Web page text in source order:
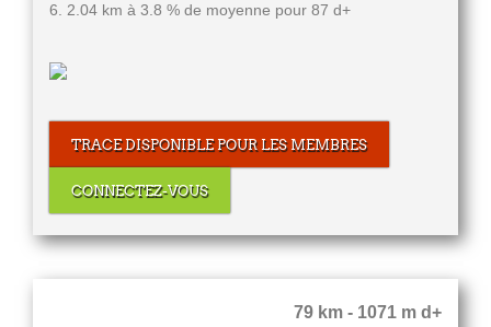
6. 2.04 km à 3.8 % de moyenne pour 87 d+
TRACE DISPONIBLE POUR LES MEMBRES
CONNECTEZ-VOUS
79 km - 1071 m d+